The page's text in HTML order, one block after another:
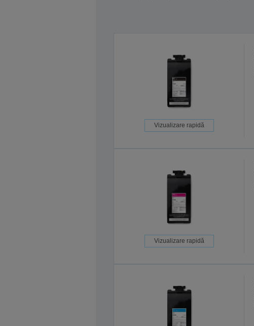
Vizualizare rapidă
Vizualizare rapidă